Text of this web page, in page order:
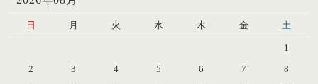
日 月 火 水 木 金 土
1
2
3 4 5 6 7
8